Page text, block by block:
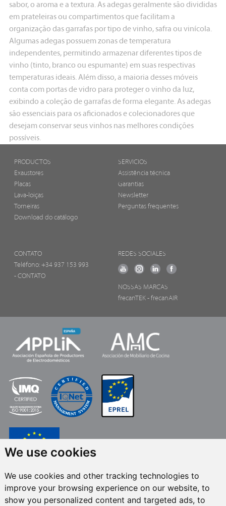
We use cookies
We use cookies and other tracking technologies to
improve your browsing experience on our website, to
show you personalized content and targeted ads, to
sabor, o aroma e a textura. As adegas geralmente são divididas
em prateleiras ou compartimentos que facilitam a
organização das garrafas por tipo de vinho, safra ou vinícola.
Algumas adegas possuem zonas de temperatura
independentes, permitindo armazenar diferentes tipos de
vinho (tinto, branco ou espumante) em suas respectivas
temperaturas ideais. Além disso, a maioria desses móveis
conta com portas de vidro para proteger o vinho da luz,
exibindo a coleção de garrafas de forma elegante. As adegas
são essenciais para os aficionados e colecionadores que
desejam conservar seus vinhos nas melhores condições
possíveis.
PRODUCTOS
Exaustores
Placas
Lava-loiças
Torneiras
Download do catálogo
SERVICIOS
Assistência técnica
Garantias
Newsletter
Perguntas frequentes
CONTATO
Teléfono: +34 937 153 993
- CONTATO
REDES SOCIALES
NOSSAS MARCAS
frecanTEK - frecanAIR
FRECAN S.L.U.
,No âmbito do Programa ICEX Next, contou com o apoio do
ICEX e co-financiamento do fundo europeu FEDER. O objetivo deste apoio é
contribuir para o desenvolvimento internacional da empresa e seu meio